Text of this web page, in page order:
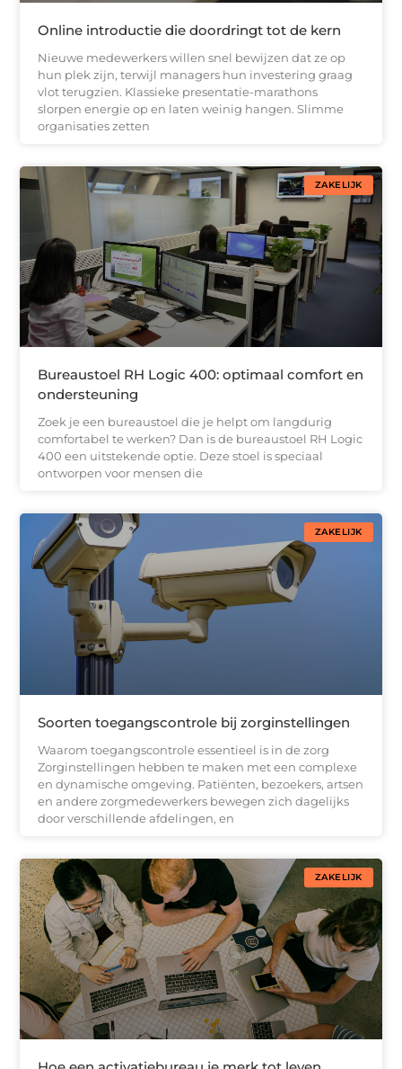
Online introductie die doordringt tot de kern
Nieuwe medewerkers willen snel bewijzen dat ze op
hun plek zijn, terwijl managers hun investering graag
vlot terugzien. Klassieke presentatie-marathons
slorpen energie op en laten weinig hangen. Slimme
organisaties zetten
ZAKELIJK
Bureaustoel RH Logic 400: optimaal comfort en
ondersteuning
Zoek je een bureaustoel die je helpt om langdurig
comfortabel te werken? Dan is de bureaustoel RH Logic
400 een uitstekende optie. Deze stoel is speciaal
ontworpen voor mensen die
ZAKELIJK
Soorten toegangscontrole bij zorginstellingen
Waarom toegangscontrole essentieel is in de zorg
Zorginstellingen hebben te maken met een complexe
en dynamische omgeving. Patiënten, bezoekers, artsen
en andere zorgmedewerkers bewegen zich dagelijks
door verschillende afdelingen, en
ZAKELIJK